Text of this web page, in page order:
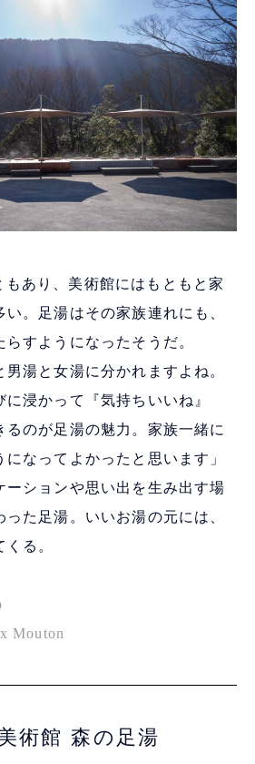
あり、美術館にはもともと家
。足湯はその家族連れにも、
すようになったそうだ。
男湯と女湯に分かれますよね。
浸かって『気持ちいいね』
るのが足湯の魅力。家族一緒に
なってよかったと思います」
ションや思い出を生み出す場
た足湯。いいお湯の元には、
る。
Mouton
術館 森の足湯